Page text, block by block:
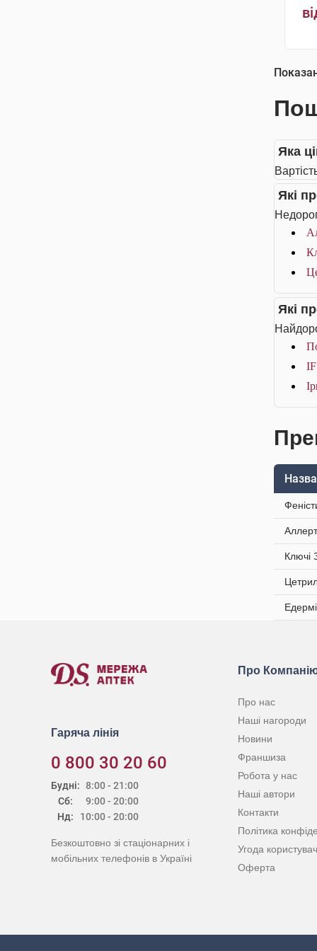
Яка
Які
Які
Назва
Ключі
Гаряча лінія
0 800 30 20 60
Будні:
Сб:
Нд:
8:00 - 21:00
9:00 - 20:00
10:00 - 20:00
Безкоштовно зі стаціонарних і
мобільних телефонів в Україні
Про
Про нас
Наші нагороди
Новини
Франшиза
Робота у нас
Наші автори
Контакти
Політика
Угода
Оферта